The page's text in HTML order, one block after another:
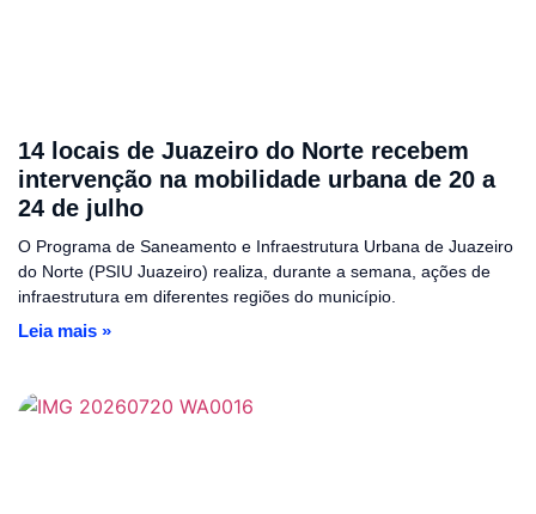
14 locais de Juazeiro do Norte recebem
intervenção na mobilidade urbana de 20 a
24 de julho
O Programa de Saneamento e Infraestrutura Urbana de Juazeiro
do Norte (PSIU Juazeiro) realiza, durante a semana, ações de
infraestrutura em diferentes regiões do município.
Leia mais »